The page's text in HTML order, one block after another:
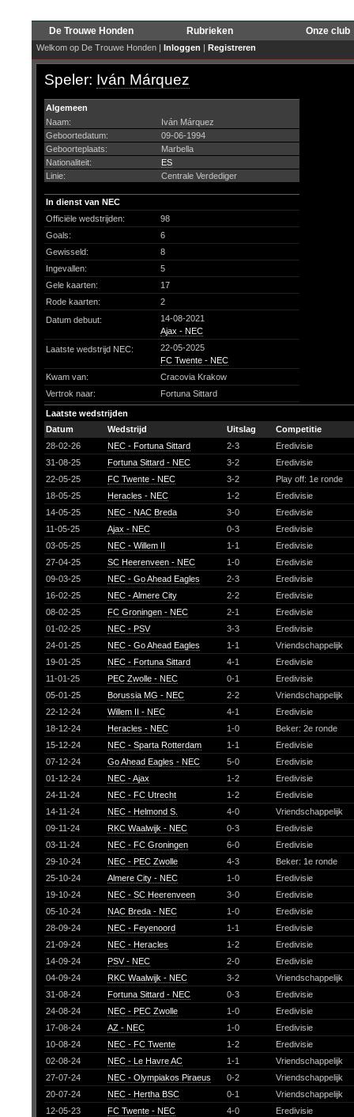
De Trouwe Honden Rubrieken Onze club
Welkom op De Trouwe Honden | Inloggen | Registreren
Speler: Iván Márquez
Algemeen
Naam:
Iván Márquez
Geboortedatum:
09-06-1994
Geboorteplaats:
Marbella
Nationaliteit:
ES
Linie:
Centrale Verdediger
In dienst van NEC
Officiële wedstrijden:
98
Goals:
6
Gewisseld:
8
Ingevallen:
5
Gele kaarten:
17
Rode kaarten:
2
Datum debuut:
14-08-2021
Ajax - NEC
Laatste wedstrijd NEC:
22-05-2025
FC Twente - NEC
Kwam van:
Cracovia Krakow
Vertrok naar:
Fortuna Sittard
Laatste wedstrijden
Datum
Wedstrijd Uitslag
Competitie
28-02-26
NEC - Fortuna Sittard 2-3
Eredivisie
31-08-25
Fortuna Sittard - NEC 3-2
Eredivisie
22-05-25
FC Twente - NEC 3-2
Play off: 1e ronde
18-05-25
Heracles - NEC 1-2
Eredivisie
14-05-25
NEC - NAC Breda 3-0
Eredivisie
11-05-25
Ajax - NEC 0-3
Eredivisie
03-05-25
NEC - Willem II 1-1
Eredivisie
27-04-25
SC Heerenveen - NEC 1-0
Eredivisie
09-03-25
NEC - Go Ahead Eagles 2-3
Eredivisie
16-02-25
NEC - Almere City 2-2
Eredivisie
08-02-25
FC Groningen - NEC 2-1
Eredivisie
01-02-25
NEC - PSV 3-3
Eredivisie
24-01-25
NEC - Go Ahead Eagles 1-1
Vriendschappelijk
19-01-25
NEC - Fortuna Sittard 4-1
Eredivisie
11-01-25
PEC Zwolle - NEC 0-1
Eredivisie
05-01-25
Borussia MG - NEC 2-2
Vriendschappelijk
22-12-24
Willem II - NEC 4-1
Eredivisie
18-12-24
Heracles - NEC 1-0
Beker: 2e ronde
15-12-24
NEC - Sparta Rotterdam 1-1
Eredivisie
07-12-24
Go Ahead Eagles - NEC 5-0
Eredivisie
01-12-24
NEC - Ajax 1-2
Eredivisie
24-11-24
NEC - FC Utrecht 1-2
Eredivisie
14-11-24
NEC - Helmond S. 4-0
Vriendschappelijk
09-11-24
RKC Waalwijk - NEC 0-3
Eredivisie
03-11-24
NEC - FC Groningen 6-0
Eredivisie
29-10-24
NEC - PEC Zwolle 4-3
Beker: 1e ronde
25-10-24
Almere City - NEC 1-0
Eredivisie
19-10-24
NEC - SC Heerenveen 3-0
Eredivisie
05-10-24
NAC Breda - NEC 1-0
Eredivisie
28-09-24
NEC - Feyenoord 1-1
Eredivisie
21-09-24
NEC - Heracles 1-2
Eredivisie
14-09-24
PSV - NEC 2-0
Eredivisie
04-09-24
RKC Waalwijk - NEC 3-2
Vriendschappelijk
31-08-24
Fortuna Sittard - NEC 0-3
Eredivisie
24-08-24
NEC - PEC Zwolle 1-0
Eredivisie
17-08-24
AZ - NEC 1-0
Eredivisie
10-08-24
NEC - FC Twente 1-2
Eredivisie
02-08-24
NEC - Le Havre AC 1-1
Vriendschappelijk
27-07-24
NEC - Olympiakos Piraeus 0-2
Vriendschappelijk
20-07-24
NEC - Hertha BSC 0-1
Vriendschappelijk
12-05-23
FC Twente - NEC 4-0
Eredivisie